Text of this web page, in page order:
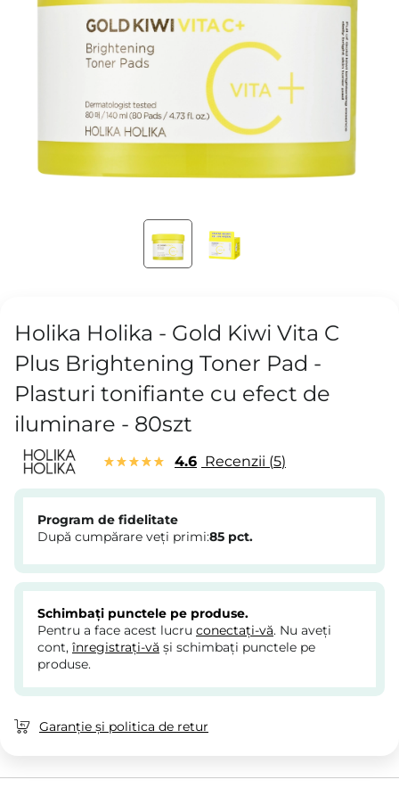
Holika Holika - Gold Kiwi Vita C
Plus Brightening Toner Pad -
Plasturi tonifiante cu efect de
iluminare - 80szt
4.6 Recenzii 5
Program de fidelitate
După cumpărare veți primi:85 pct.
Schimbați punctele pe produse.
Pentru a face acest lucru conectați-vă. Nu aveți
cont, înregistrați-vă și schimbați punctele pe
produse.
Garanție și politica de retur